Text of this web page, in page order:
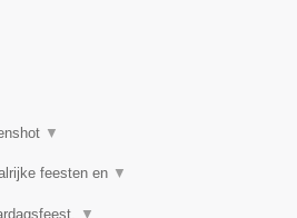
▼
feesten en ▼
▼